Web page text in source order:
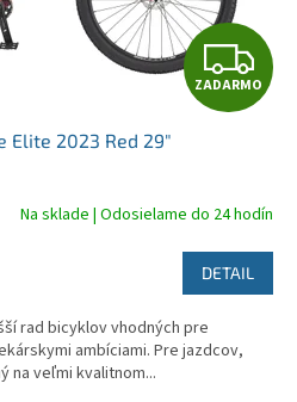
Z
A
A
R
M
ZADARMO
Elite 2023 Red 29"
Na sklade | Odosielame do 24 hodín
DETAIL
rad bicyklov vhodných pre
ambíciami. Pre jazdcov,
na veľmi kvalitnom...